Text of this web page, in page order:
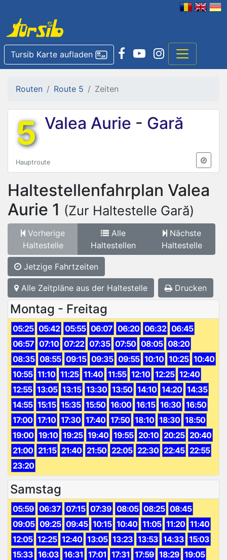
Tursib Karte aufladen
Routen Route 5 Zeiten
5 Valea Aurie - Gară
Hauptroute
Haltestellenfahrplan Valea
Aurie 1 (Zur Haltestelle Gară)
Vorherige
Haltestelle
Alle
Haltestellen
Nächste
Haltestelle
Jetzige Fahrtzeiten
Alle Zeitpläne aus der Haltestelle Drucken
Montag - Freitag
05:25 05:42 05:55 06:07 06:20 06:32 06:45
06:57 07:10 07:22 07:35 07:50 08:05 08:20
08:35 08:55 09:15 09:35 09:55 10:10 10:25 10:40
10:55 11:10 11:25 11:40 11:55 12:10 12:25 12:40
12:55 13:05 13:15 13:30 13:50 14:10 14:20 14:35
14:55 15:15 15:35 15:50 16:00 16:15 16:30 16:50
17:00 17:10 17:30 17:40 17:50 18:10 18:30 18:50
19:00 19:10 19:25 19:40 19:55 20:10 20:25 20:40
21:00 21:15 21:40 21:50 22:05 22:30 22:45 22:55
23:20
Samstag
05:59 06:37 07:15 07:39 08:05 08:25 08:45
09:05 09:25 09:45 10:15 10:40 11:05 11:20 11:40
12:05 12:25 12:40 13:05 13:23 13:53 14:33 15:03
15:33 16:03 16:31 17:01 17:31 17:59 18:29 19:05